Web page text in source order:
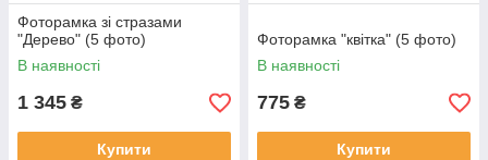
Фоторамка зі стразами
"Дерево" (5 фото)
В наявності
1 345 ₴
Купити
Фоторамка "квітка" (5 фото)
В наявності
775 ₴
Купити